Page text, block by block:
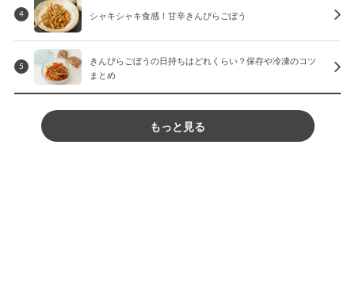
4 シャキシャキ食感！甘辛きんぴらごぼう
5
きんぴらごぼうの日持ちはどれくらい？保存や冷凍のコツ
まとめ
もっと見る